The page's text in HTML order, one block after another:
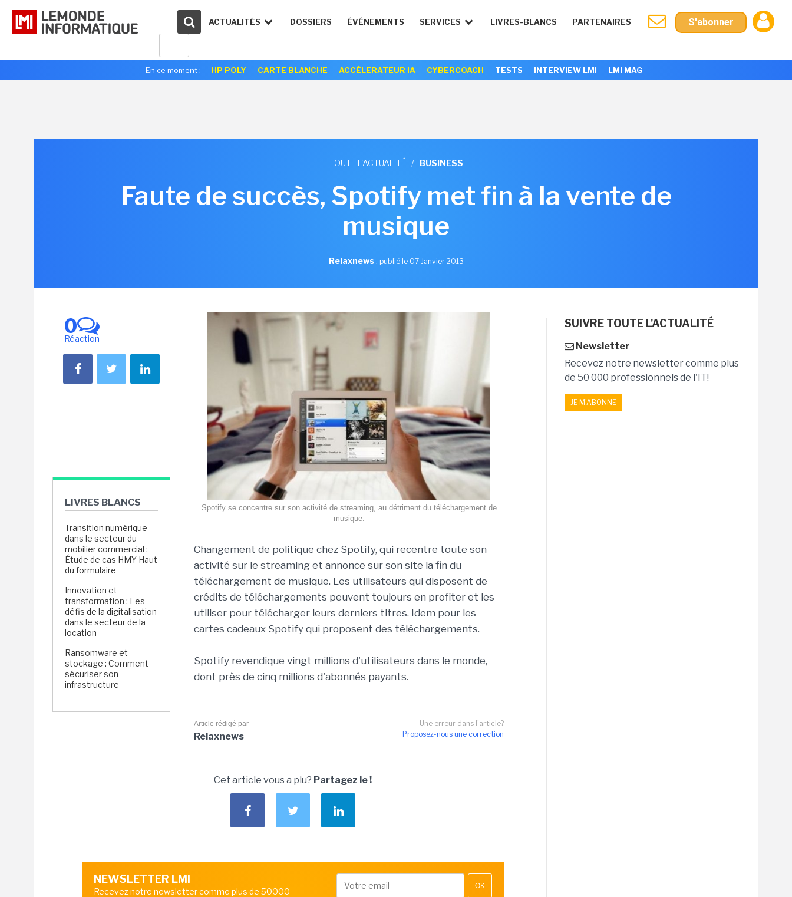
ACTUALITÉS DOSSIERS ÉVÉNEMENTS SERVICES LIVRES-BLANCS PARTENAIRES S'abonner
En ce moment : HP POLY CARTE BLANCHE ACCÉLERATEUR IA CYBERCOACH TESTS INTERVIEW LMI LMI MAG
TOUTE L'ACTUALITÉ / BUSINESS
Faute de succès, Spotify met fin à la vente de
musique
Relaxnews, publié le 07 Janvier 2013
0
Réaction
LIVRES BLANCS
Transition numérique
dans le secteur du
mobilier commercial :
Étude de cas HMY Haut
du formulaire
Innovation et
transformation : Les
défis de la digitalisation
dans le secteur de la
location
Ransomware et
stockage : Comment
sécuriser son
infrastructure
Spotify se concentre sur son activité de streaming, au détriment du téléchargement de
musique.
Changement de politique chez Spotify, qui recentre toute son
activité sur le streaming et annonce sur son site la fin du
téléchargement de musique. Les utilisateurs qui disposent de
crédits de téléchargements peuvent toujours en profiter et les
utiliser pour télécharger leurs derniers titres. Idem pour les
cartes cadeaux Spotify qui proposent des téléchargements.
Spotify revendique vingt millions d'utilisateurs dans le monde,
dont près de cinq millions d'abonnés payants.
Une erreur dans l'article?
Proposez-nous une correction
Article rédigé par
Relaxnews
Cet article vous a plu? Partagez le !
NEWSLETTER LMI
Recevez notre newsletter comme plus de 50000
OK
SUIVRE TOUTE L'ACTUALITÉ
Newsletter
Recevez notre newsletter comme plus
de 50 000 professionnels de l'IT!
JE M'ABONNE